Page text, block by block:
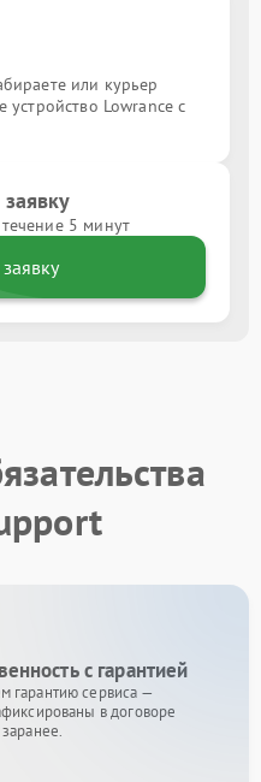
или курьер
устройство Lowrance с
5 минут
с гарантией
гарантию сервиса —
в договоре